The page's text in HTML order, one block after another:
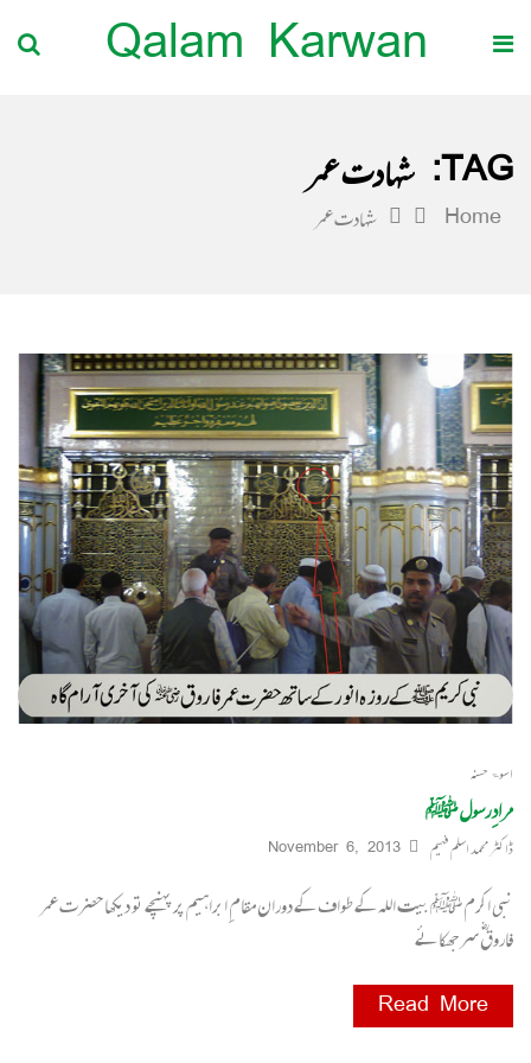
Qalam Karwan
TAG: شہادت عمر
Home شہادت عمر
اسوۃ حسنہ
مرادِ رسول ﷺ
ڈاکٹر محمد اسلم فہیم November 6, 2013
نبی اکرم ﷺ بیت اللہ کے طواف کے دوران مقامِ ابراہیم پر پہنچے تو دیکھا حضرت عمر
فاروقؓ سر جھکائے
Read More